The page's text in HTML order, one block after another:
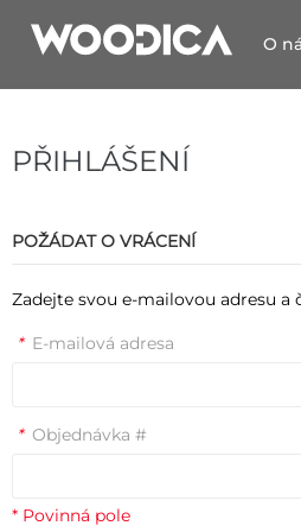
O
PŘIHLÁŠENÍ
POŽÁDAT O VRÁCENÍ
Zadejte svou e-mailovou adresu a
* E-mailová adresa
* Objednávka #
* Povinná pole